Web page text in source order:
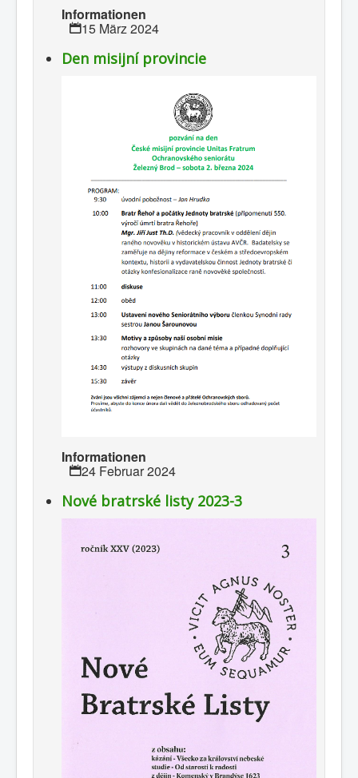
Informationen
15 März 2024
Den misijní provincie
Informationen
24 Februar 2024
Nové bratrské listy 2023-3